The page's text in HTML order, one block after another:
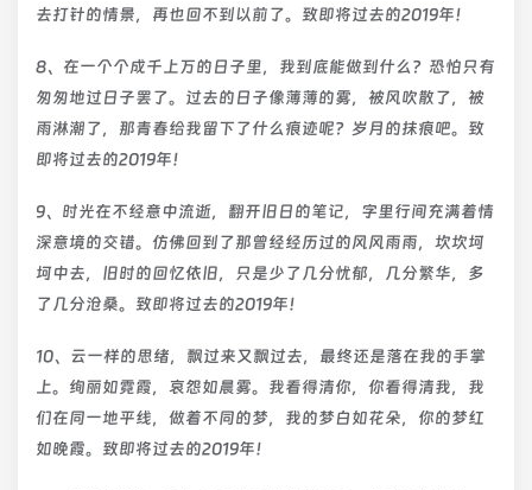
去打针的情景，再也回不到以前了。致即将过去的2019年！
8、在一个个成千上万的日子里，我到底能做到什么？恐怕只有
匆匆地过日子罢了。过去的日子像薄薄的雾，被风吹散了，被
雨淋潮了，那青春给我留下了什么痕迹呢？岁月的抹痕吧。致
即将过去的2019年！
9、时光在不经意中流逝，翻开旧日的笔记，字里行间充满着情
深意境的交错。仿佛回到了那曾经经历过的风风雨雨，坎坎坷
坷中去，旧时的回忆依旧，只是少了几分忧郁，几分繁华，多
了几分沧桑。致即将过去的2019年！
10、云一样的思绪，飘过来又飘过去，最终还是落在我的手掌
上。绚丽如霓霞，哀怨如晨雾。我看得清你，你看得清我，我
们在同一地平线，做着不同的梦，我的梦白如花朵，你的梦红
如晚霞。致即将过去的2019年！